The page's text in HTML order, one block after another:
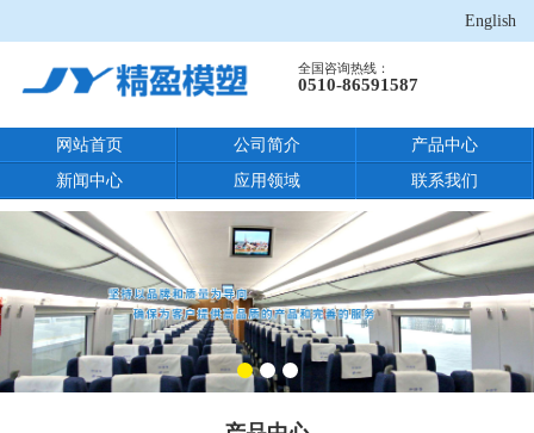
English
全国咨询热线：
0510-86591587
网站首页 公司简介
产品中心
新闻中心
应用领域 联系我们